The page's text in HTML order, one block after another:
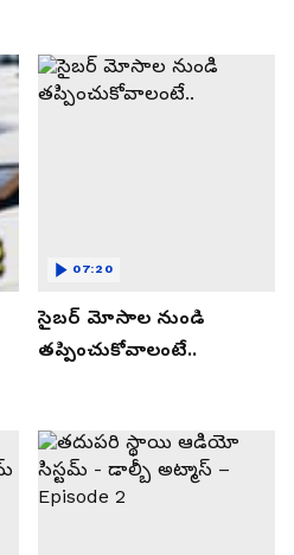
సైబర్ మోసాల నుండి
తప్పించుకోవాలంటే..
07:20